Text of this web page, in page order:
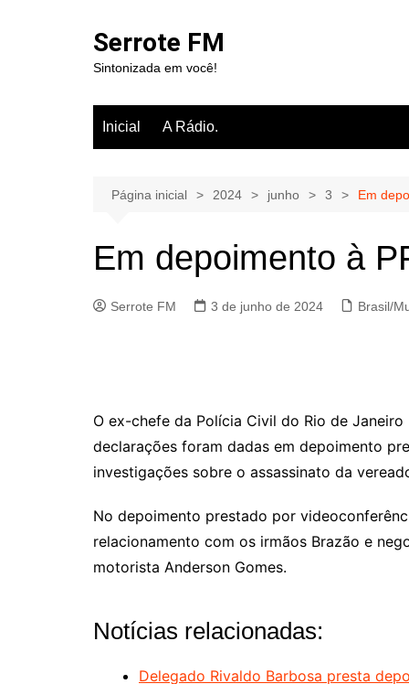
Serrote FM
Sintonizada em você!
Inicial A Rádio.
Página inicial 2024 junho 3 Em
Em depoimento à
Serrote FM 3 de junho de 2024 Brasil/
O ex-chefe da Polícia Civil do Rio de
declarações foram dadas em depoimento
investigações sobre o assassinato da
No depoimento prestado por
relacionamento com os irmãos Brazão e
motorista Anderson Gomes.
Notícias relacionadas:
Delegado Rivaldo Barbosa presta